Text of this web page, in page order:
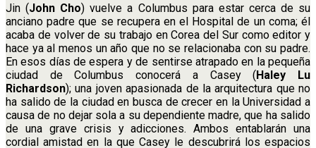
Jin (John Cho) vuelve a Columbus para estar cerca de su
anciano padre que se recupera en el Hospital de un coma; él
acaba de volver de su trabajo en Corea del Sur como editor y
hace ya al menos un año que no se relacionaba con su padre.
En esos días de espera y de sentirse atrapado en la pequeña
ciudad de Columbus conocerá a Casey (Haley Lu
Richardson); una joven apasionada de la arquitectura que no
ha salido de la ciudad en busca de crecer en la Universidad a
causa de no dejar sola a su dependiente madre, que ha salido
de una grave crisis y adicciones. Ambos entablarán una
cordial amistad en la que Casey le descubrirá los espacios